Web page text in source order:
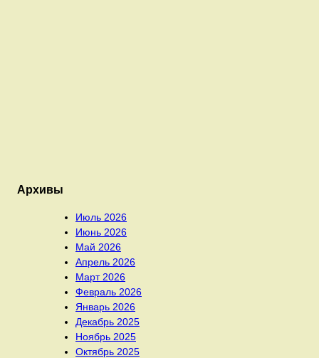
Архивы
Июль 2026
Июнь 2026
Май 2026
Апрель 2026
Март 2026
Февраль 2026
Январь 2026
Декабрь 2025
Ноябрь 2025
Октябрь 2025